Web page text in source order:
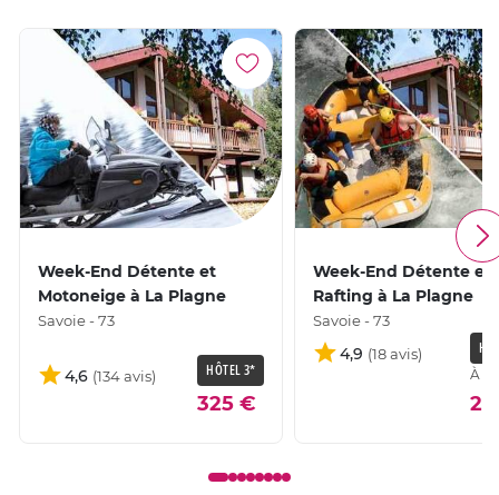
Week-End Détente et
Motoneige à La Plagne
Savoie - 73
4,6 HÔTEL 3*
325 €
Week-End Détente et
Rafting à La Plagne
Savoie - 73
4,9
À